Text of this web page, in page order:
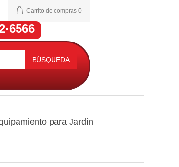
Carrito de compras 0
BÚSQUEDA
para Jardín